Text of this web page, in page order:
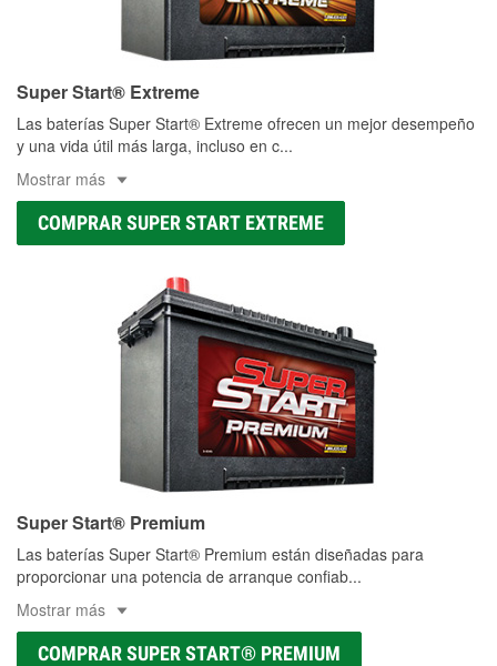
Super Start® Extreme
Las baterías Super Start® Extreme ofrecen un mejor desempeño
y una vida útil más larga, incluso en c...
Mostrar más
COMPRAR SUPER START EXTREME
Super Start® Premium
Las baterías Super Start® Premium están diseñadas para
proporcionar una potencia de arranque confiab...
Mostrar más
COMPRAR SUPER START® PREMIUM